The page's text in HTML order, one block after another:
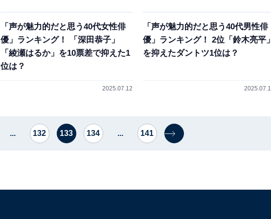
「声が魅力的だと思う40代女性俳
優」ランキング！ 「深田恭子」
「綾瀬はるか」を10票差で抑えた1
位は？
2025.07.12
「声が魅力的だと思う40代男性俳
優」ランキング！ 2位「鈴木亮平
を抑えたダントツ1位は？
... 132 133 134 ... 141